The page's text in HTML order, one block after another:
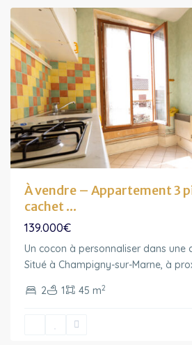
À vendre – Appartement 3
cachet ...
139.000€
Un cocon à personnaliser dans une
Situé à Champigny-sur-Marne, à
2 1 45 m2
Ile-
France,